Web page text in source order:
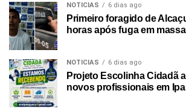
NOTICIAS 6 dias ago
Primeiro foragido de
horas após fuga em
NOTICIAS 6 dias ago
Projeto Escolinha Cidadã
novos profissionais em